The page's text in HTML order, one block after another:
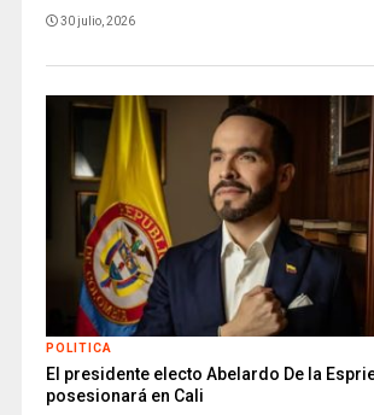
30 julio, 2026
POLITICA
El presidente electo Abelardo De la
posesionará en Cali